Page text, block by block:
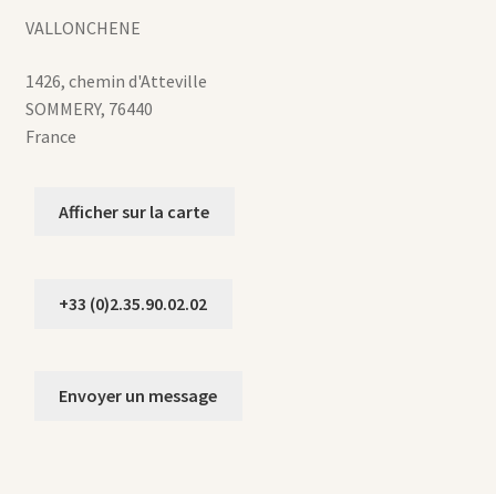
VALLONCHENE
1426, chemin d'Atteville
SOMMERY, 76440
France
Afficher sur la carte
+33 (0)2.35.90.02.02
Envoyer un message